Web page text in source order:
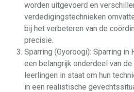
worden uitgevoerd en
verdedigingstechnieken
bij het verbeteren van de
precisie.
Sparring (Gyoroogi): Sparring in
een belangrijk onderdeel van
leerlingen in staat om hun
in een realistische